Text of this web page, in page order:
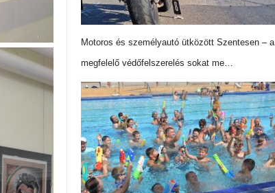
Motoros és személyautó ütközött Szentesen – a
megfelelő védőfelszerelés sokat me…